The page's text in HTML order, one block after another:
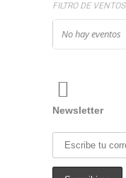
FILTRO DE VENTOS
No hay eventos
Newsletter